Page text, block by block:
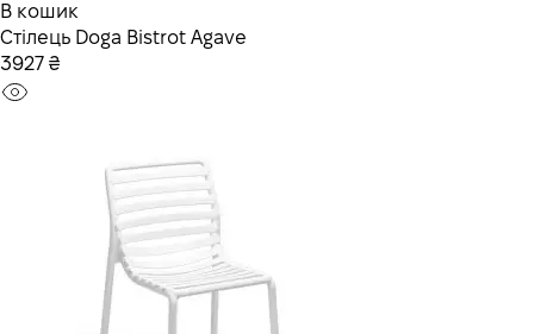
В кошик
Стілець Doga Bistrot Agave
3927 ₴